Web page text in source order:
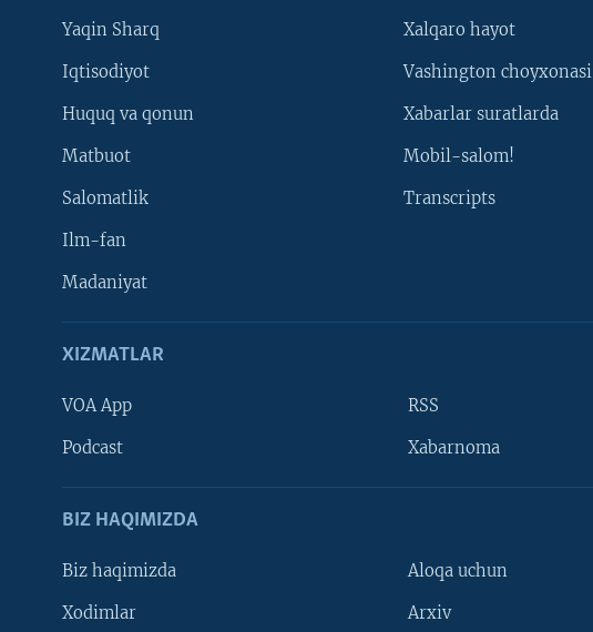
VOA
Yaqin Sharq
Iqtisodiyot
Huquq va qonun
Matbuot
Salomatlik
Ilm-fan
Madaniyat
Xalqaro hayot
Vashington choyxonasi
Xabarlar suratlarda
Mobil-salom!
Transcripts
XIZMATLAR
VOA App
Podcast
RSS
Xabarnoma
BIZ HAQIMIZDA
Biz haqimizda
Xodimlar
Aloqa uchun
Arxiv